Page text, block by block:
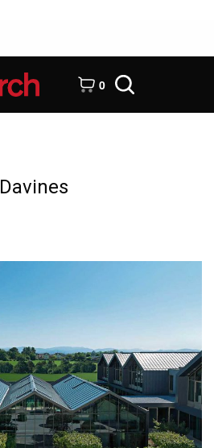
0
Davines